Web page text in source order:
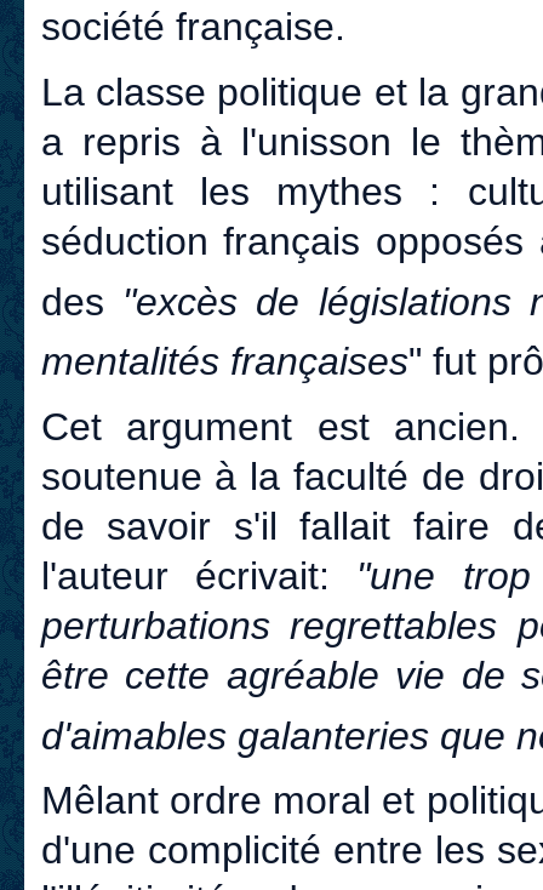
société française.
La classe politique et la
a repris à l'unisson le
utilisant les mythes :
séduction français
des "excès de législations
mentalités françaises" fut
Cet argument est
soutenue à la faculté de
de savoir s'il fallait faire
l'auteur écrivait: "une
perturbations regrettables
être cette agréable vie de
d'aimables galanteries que
Mêlant ordre moral et
d'une complicité entre les